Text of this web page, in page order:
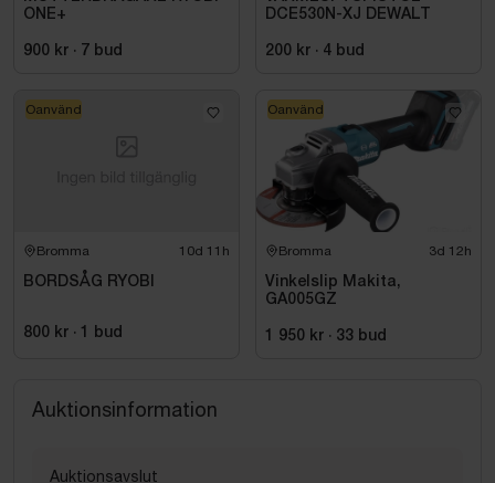
ONE+
900 kr · 7 bud
DCE530N-XJ DEWALT
200 kr · 4 bud
Bromma 10d 11h
BORDSÅG RYOBI
800 kr · 1 bud
Oanvänd
Bromma 3d 12h
Vinkelslip Makita,
GA005GZ
1 950 kr · 33 bud
Oanvänd
Auktionsinformation
Auktionsavslut